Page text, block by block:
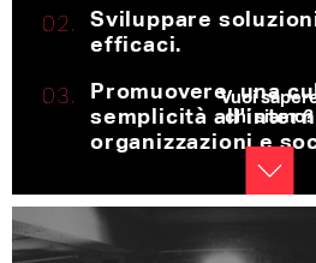
Sviluppare
efficaci.
Promuovere una
semplicità
organizzazioni e
Vuoi
chi siamo?